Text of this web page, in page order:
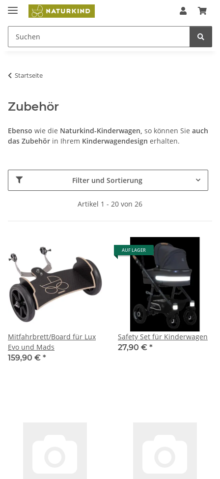
Startseite
Zubehör
Ebenso wie die Naturkind-Kinderwagen, so können Sie auch
das Zubehör in Ihrem Kinderwagendesign erhalten.
Filter und Sortierung
Artikel 1 - 20 von 26
Mitfahrbrett/Board für Lux
Evo und Mads
159,90 € *
AUF LAGER
Safety Set für Kinderwagen
27,90 € *